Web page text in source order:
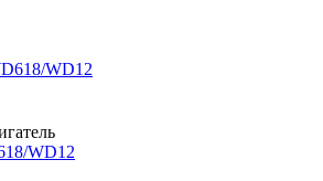
WD12